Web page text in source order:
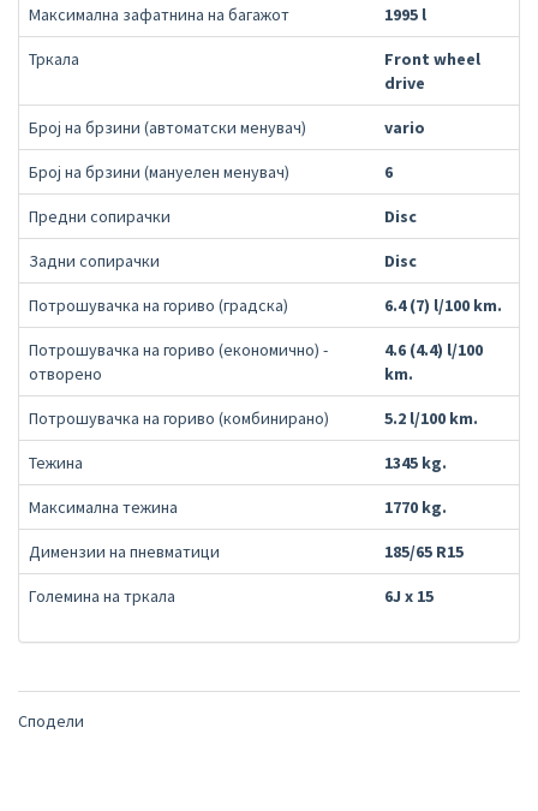
Максимална зафатнина на багажот 1995 l
Тркала
Front wheel
drive
Број на брзини (автоматски менувач) vario
Број на брзини (мануелен менувач) 6
Предни сопирачки Disc
Задни сопирачки Disc
Потрошувачка на гориво (градска) 6.4 (7) l/100 km.
Потрошувачка на гориво (економично) -
отворено
4.6 (4.4) l/100
km.
Потрошувачка на гориво (комбинирано) 5.2 l/100 km.
Тежина 1345 kg.
Максимална тежина 1770 kg.
Димензии на пневматици 185/65 R15
Големина на тркала 6J x 15
Сподели